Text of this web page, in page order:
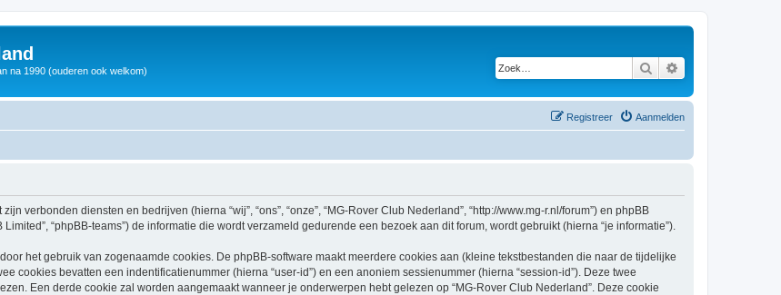
na 1990 (ouderen ook welkom) Zoek
Aanmelden
Registreer
verbonden diensten en bedrijven (hierna “wij”, “ons”, “onze”, “MG-Rover Club Nederland”, “http://www.mg-r.nl/forum”) en phpBB
Limited”, “phpBB-teams”) de informatie die wordt verzameld gedurende een bezoek aan dit forum, wordt gebruikt (hierna “je informatie”).
het gebruik van zogenaamde cookies. De phpBB-software maakt meerdere cookies aan (kleine tekstbestanden die naar de tijdelijke
cookies bevatten een indentificatienummer (hierna “user-id”) en een anoniem sessienummer (hierna “session-id”). Deze twee
Een derde cookie zal worden aangemaakt wanneer je onderwerpen hebt gelezen op “MG-Rover Club Nederland”. Deze cookie